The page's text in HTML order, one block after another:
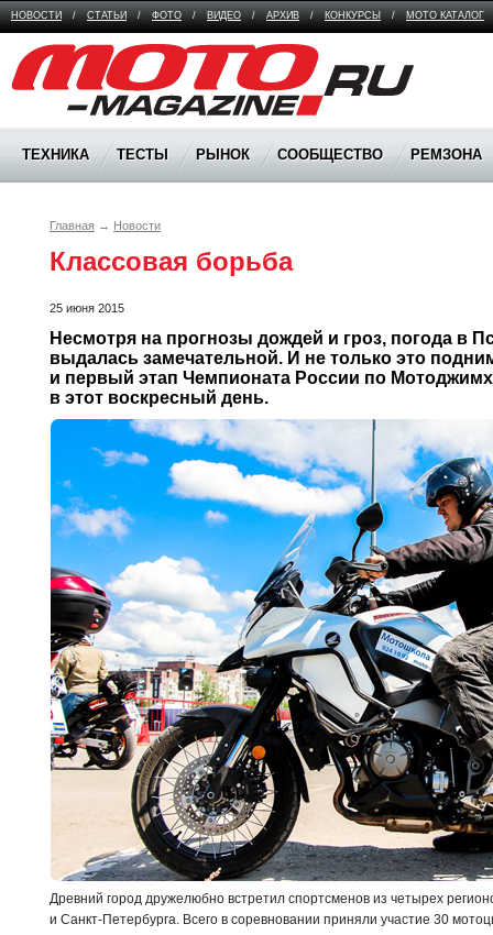
НОВОСТИ / СТАТЬИ / ФОТО / ВИДЕО / АРХИВ / КОНКУРСЫ / МОТО КАТАЛОГ
Moto Magazine
ТЕХНИКА ТЕСТЫ РЫНОК СООБЩЕСТВО РЕМЗОНА
Главная → Новости
Классовая борьба
25 июня 2015
Несмотря на прогнозы дождей и гроз, погода в
выдалась замечательной. И не только это
и первый этап Чемпионата России по
в этот воскресный день.
Древний город дружелюбно встретил спортсменов из четырех
и Санкт-Петербурга. Всего в соревновании приняли участие 30